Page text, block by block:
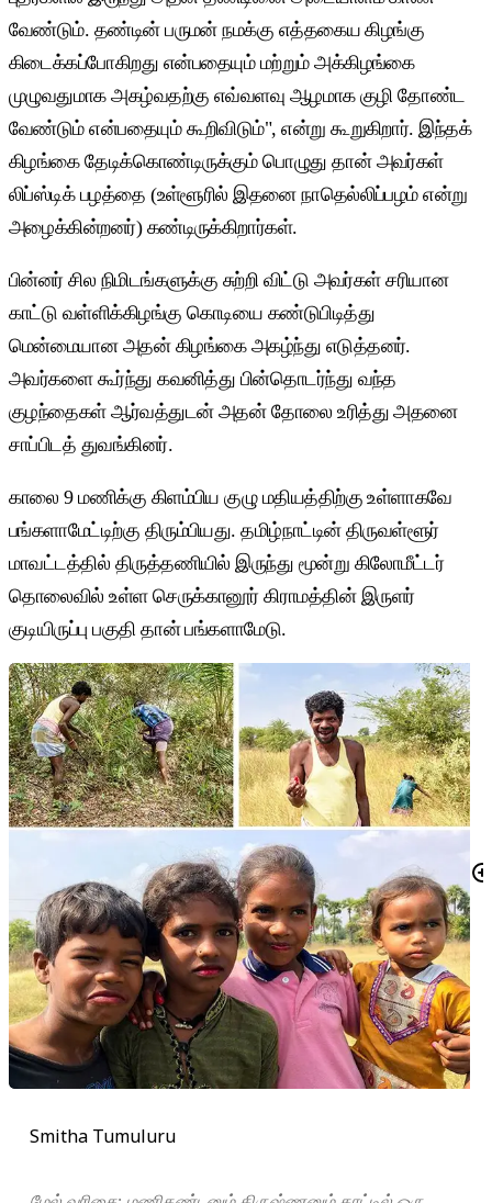
வேண்டும். தண்டின் பருமன் நமக்கு எத்தகைய கிழங்கு
கிடைக்கப்போகிறது என்பதையும் மற்றும் அக்கிழங்கை
முழுவதுமாக அகழ்வதற்கு எவ்வளவு ஆழமாக குழி தோண்ட
வேண்டும் என்பதையும் கூறிவிடும்", என்று கூறுகிறார். இந்தக்
கிழங்கை தேடிக்கொண்டிருக்கும் பொழுது தான் அவர்கள்
லிப்ஸ்டிக் பழத்தை (உள்ளூரில் இதனை நாதெல்லிப்பழம் என்று
அழைக்கின்றனர்) கண்டிருக்கிறார்கள்.
பின்னர் சில நிமிடங்களுக்கு சுற்றி விட்டு அவர்கள் சரியான
காட்டு வள்ளிக்கிழங்கு கொடியை கண்டுபிடித்து
மென்மையான அதன் கிழங்கை அகழ்ந்து எடுத்தனர்.
அவர்களை கூர்ந்து கவனித்து பின்தொடர்ந்து வந்த
குழந்தைகள் ஆர்வத்துடன் அதன் தோலை உரித்து அதனை
சாப்பிடத் துவங்கினர்.
காலை 9 மணிக்கு கிளம்பிய குழு மதியத்திற்கு உள்ளாகவே
பங்களாமேட்டிற்கு திரும்பியது. தமிழ்நாட்டின் திருவள்ளூர்
மாவட்டத்தில் திருத்தணியில் இருந்து மூன்று கிலோமீட்டர்
தொலைவில் உள்ள செருக்கானூர் கிராமத்தின் இருளர்
குடியிருப்பு பகுதி தான் பங்களாமேடு.
Smitha Tumuluru